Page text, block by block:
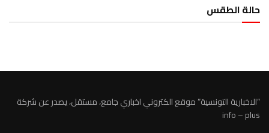
حالة الطقس
“الاخبارية التونسية” موقع الكتروني اخباري جامع، مستقل، يصدر عن شركة
info – plus